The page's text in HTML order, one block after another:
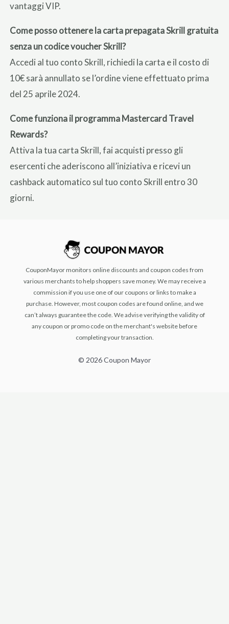
vantaggi VIP.
Come posso ottenere la carta prepagata Skrill gratuita
senza un codice voucher Skrill?
Accedi al tuo conto Skrill, richiedi la carta e il costo di
10€ sarà annullato se l’ordine viene effettuato prima
del 25 aprile 2024.
Come funziona il programma Mastercard Travel
Rewards?
Attiva la tua carta Skrill, fai acquisti presso gli
esercenti che aderiscono all’iniziativa e ricevi un
cashback automatico sul tuo conto Skrill entro 30
giorni.
CouponMayor monitors online discounts and coupon codes from
various merchants to help shoppers save money. We may receive a
commission if you use one of our coupons or links to make a
purchase. However, most coupon codes are found online, and we
can’t always guarantee the code. We advise verifying the validity of
any coupon or promo code on the merchant's website before
completing your transaction.
© 2026 Coupon Mayor